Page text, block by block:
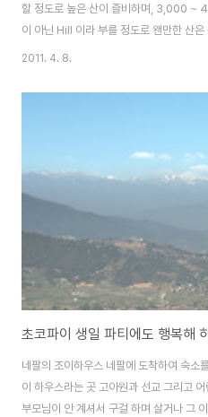
할 정도로 높은 산이 즐비하며, 3,000 ~
이 아닌 Hill 이라 부를 정도로 왠만한 산
러니...네팔에 갔는데, 현지인이 산에 가자
을 가져야 하겠다 네팔에 도착하고 3박4
도착할 수 있는 거리라고 하니 먹고 자고
2011. 4. 8.
초코파이 생일 파티에도 행복해
네팔의 조이하우스 네팔에 도착하여 숙
이 하우스라는 곳 고아원과 선교 그리고
부모님이 안 계셔서 구걸 하며 살거나 그